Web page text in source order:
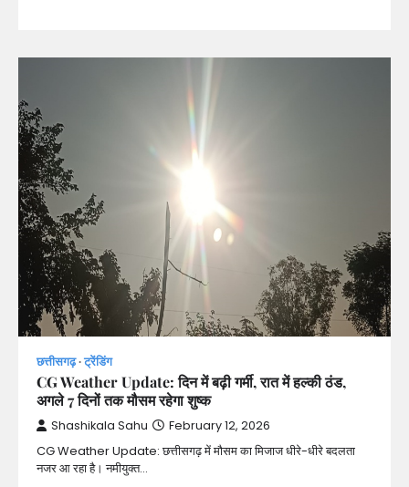
छत्तीसगढ़ ट्रेंडिंग
CG Weather Update: दिन में बढ़ी गर्मी, रात में हल्की ठंड,
अगले 7 दिनों तक मौसम रहेगा शुष्क
Shashikala Sahu February 12, 2026
CG Weather Update: छत्तीसगढ़ में मौसम का मिजाज धीरे-धीरे बदलता
नजर आ रहा है। नमीयुक्त…